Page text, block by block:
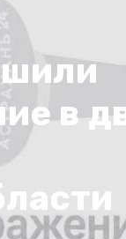
в